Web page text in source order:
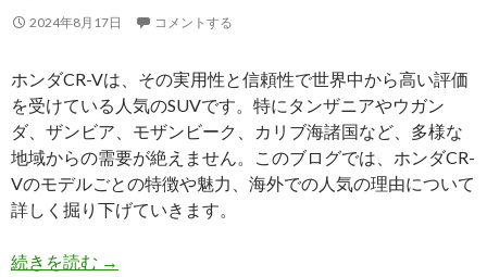
2024年8月17日 コメントする
ホンダCR-Vは、その実用性と信頼性で世界中から高い評価
を受けている人気のSUVです。特にタンザニアやウガン
ダ、ザンビア、モザンビーク、カリブ海諸国など、多様な
地域からの需要が絶えません。このブログでは、ホンダCR-
Vのモデルごとの特徴や魅力、海外での人気の理由について
詳しく掘り下げていきます。
続きを読む 世
→